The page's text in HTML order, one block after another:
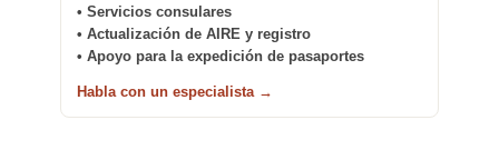
• Servicios consulares
• Actualización de AIRE y registro
• Apoyo para la expedición de pasaportes
Habla con un especialista →